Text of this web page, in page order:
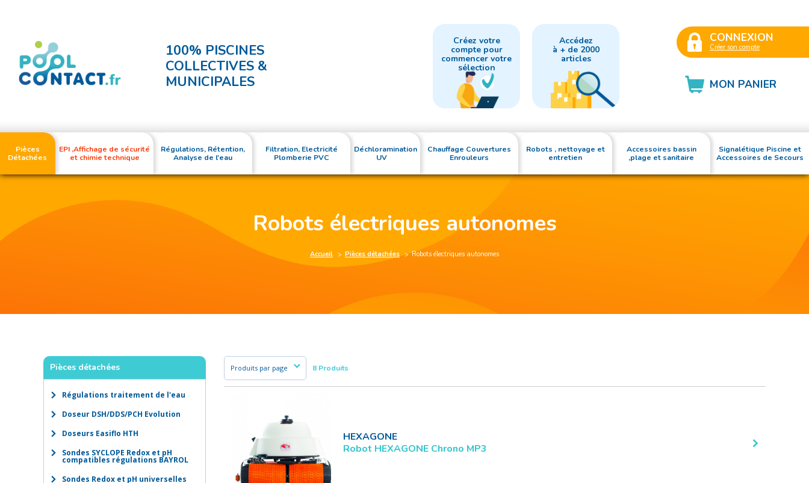
100% PISCINES
COLLECTIVES &
MUNICIPALES
Créez votre
compte pour
commencer votre
sélection
Accédez
à + de 2000
articles
CONNEXION
Créer son compte
MON PANIER
Pièces
Détachées
EPI ,Affichage de sécurité
et chimie technique
Régulations, Rétention,
Analyse de l'eau
Filtration, Electricité
Plomberie PVC
Déchloramination
UV
Chauffage Couvertures
Enrouleurs
Robots , nettoyage et
entretien
Accessoires bassin
,plage et sanitaire
Signalétique Piscine et
Accessoires de Secours
Robots électriques autonomes
Accueil Pièces détachées Robots électriques autonomes
Pièces détachées
Régulations traitement de l'eau
Doseur DSH/DDS/PCH Evolution
Doseurs Easiflo HTH
Sondes SYCLOPE Redox et pH
compatibles régulations BAYROL
Sondes Redox et pH universelles
8 Produits
HEXAGONE
Robot HEXAGONE Chrono MP3